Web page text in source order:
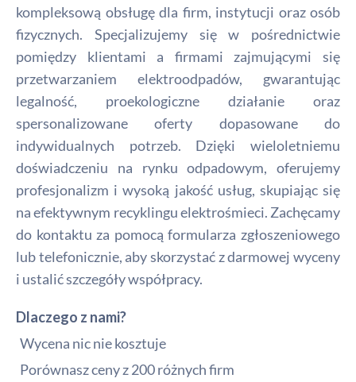
kompleksową obsługę dla firm, instytucji oraz osób
fizycznych. Specjalizujemy się w pośrednictwie
pomiędzy klientami a firmami zajmującymi się
przetwarzaniem elektroodpadów, gwarantując
legalność, proekologiczne działanie oraz
spersonalizowane oferty dopasowane do
indywidualnych potrzeb. Dzięki wieloletniemu
doświadczeniu na rynku odpadowym, oferujemy
profesjonalizm i wysoką jakość usług, skupiając się
na efektywnym recyklingu elektrośmieci. Zachęcamy
do kontaktu za pomocą formularza zgłoszeniowego
lub telefonicznie, aby skorzystać z darmowej wyceny
i ustalić szczegóły współpracy.
Dlaczego z nami?
Wycena nic nie kosztuje
Porównasz ceny z 200 różnych firm